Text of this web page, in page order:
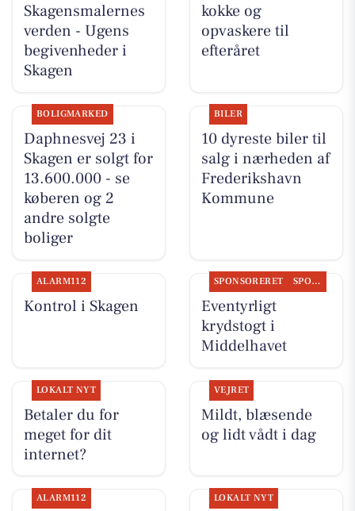
Skagensmalernes
verden - Ugens
begivenheder i
Skagen
kokke og
opvaskere til
efteråret
BOLIGMARKED
Daphnesvej 23 i
Skagen er solgt for
13.600.000 - se
køberen og 2
andre solgte
boliger
BILER
10 dyreste biler til
salg i nærheden af
Frederikshavn
Kommune
ALARM112
Kontrol i Skagen
SPONSORERET SPONSORERET INDHOLD
Eventyrligt
krydstogt i
Middelhavet
LOKALT NYT
Betaler du for
meget for dit
internet?
VEJRET
Mildt, blæsende
og lidt vådt i dag
ALARM112 LOKALT NYT